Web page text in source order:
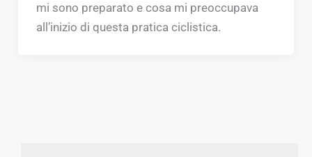
mi sono preparato e cosa mi preoccupava
all’inizio di questa pratica ciclistica.